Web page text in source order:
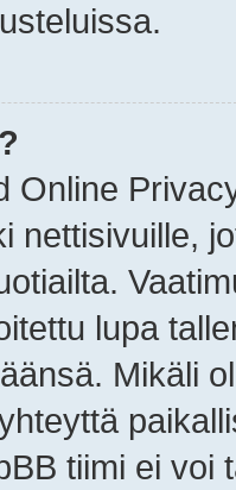
Online
nettisivuille,
lupa
Mikäli
tiimi ei